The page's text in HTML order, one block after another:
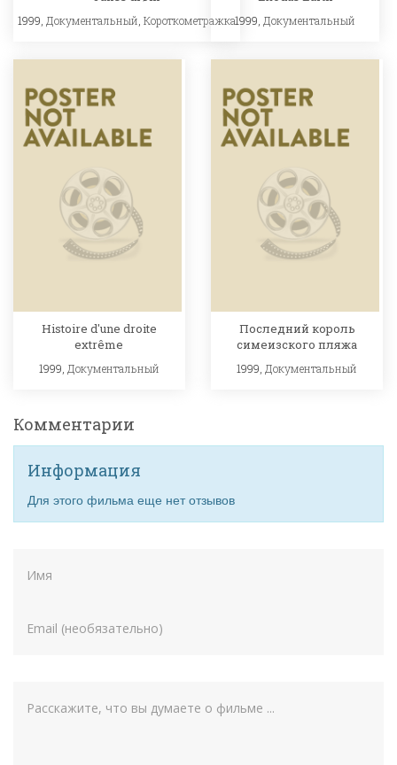
1999, Документальный Короткометражка1999, Документальный
Histoire d'une droite
extrême
1999, Документальный
Последний король
симеизского пляжа
1999, Документальный
Комментарии
Информация
Для этого фильма еще нет отзывов